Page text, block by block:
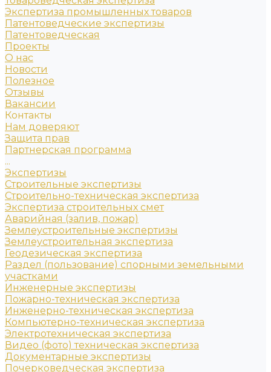
Экспертиза промышленных товаров
Патентоведческие экспертизы
Патентоведческая
Проекты
О нас
Новости
Полезное
Отзывы
Вакансии
Контакты
Нам доверяют
Защита прав
Партнерская программа
...
Экспертизы
Строительные экспертизы
Строительно-техническая экспертиза
Экспертиза строительных смет
Аварийная (залив, пожар)
Землеустроительные экспертизы
Землеустроительная экспертиза
Геодезическая экспертиза
Раздел (пользование) спорными земельными
участками
Инженерные экспертизы
Пожарно-техническая экспертиза
Инженерно-техническая экспертиза
Компьютерно-техническая экспертиза
Электротехническая экспертиза
Видео (фото) техническая экспертиза
Документарные экспертизы
Почерковедческая экспертиза